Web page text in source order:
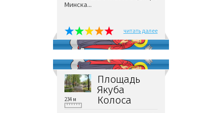
Минска...
читать далее
Площадь
Якуба
Колоса
234 м